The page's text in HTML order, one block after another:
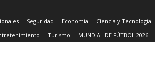
Seguridad Economía Ciencia y Tecnología
Turismo MUNDIAL DE FÚTBOL 2026